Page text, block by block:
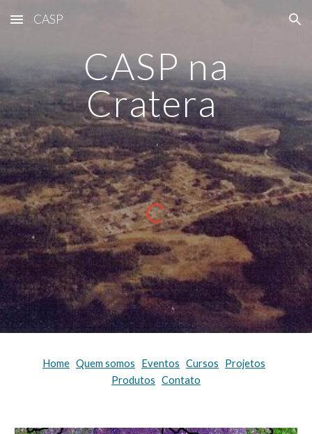
Skip to main content Skip to navigation
CASP
CASP na
Cratera
Home Quem somos Eventos Cursos
Projetos
Produtos Contato